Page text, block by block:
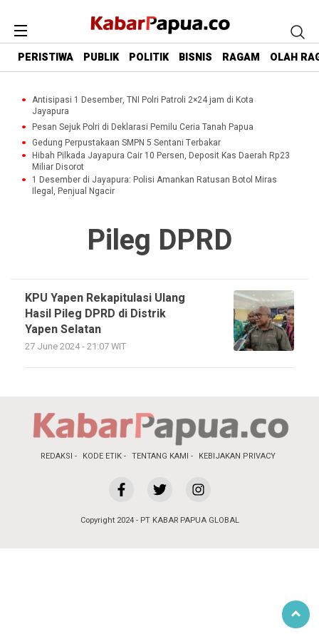
PERISTIWA PUBLIK POLITIK BISNIS RAGAM OLAH
Antisipasi 1 Desember, TNI Polri Patroli 2×24 jam di Kota
Jayapura
Pesan Sejuk Polri di Deklarasi Pemilu Ceria Tanah Papua
Gedung Perpustakaan SMPN 5 Sentani Terbakar
Hibah Pilkada Jayapura Cair 10 Persen, Deposit Kas Daerah Rp23
Miliar Disorot
1 Desember di Jayapura: Polisi Amankan Ratusan Botol Miras
Ilegal, Penjual Ngacir
Pileg DPRD
KPU Yapen Rekapitulasi Ulang
Hasil Pileg DPRD di Distrik
Yapen Selatan
27 June 2024 - 21:07 WIT
REDAKSI KODE ETIK TENTANG KAMI KEBIJAKAN PRIVACY
Copyright 2024 - PT KABAR PAPUA GLOBAL